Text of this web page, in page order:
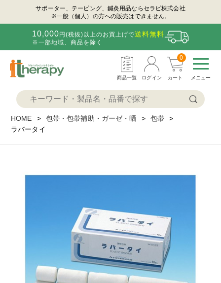
サポーター、テーピング、鍼灸用品ならセラピ株式会社
※一般（個人）の方への販売はできません。
10,000 円(税抜)以上のお買上げで送料無料
※一部地域、商品を除く
商品一覧 ログイン
0
カート メニュー
HOME 包帯・包帯補助・ガーゼ・晒
包帯
ラバータイ